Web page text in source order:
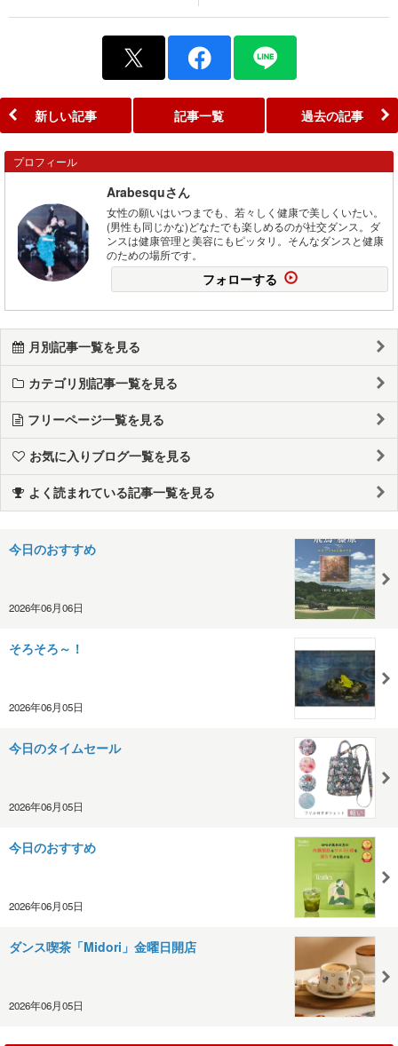
新しい記事 記事一覧 過去の記事
プロフィール
Arabesquさん
女性の願いはいつまでも、若々しく健康で美しくいたい。
(男性も同じかな)どなたでも楽しめるのが社交ダンス。ダ
ンスは健康管理と美容にもピッタリ。そんなダンスと健康
のための場所です。
フォローする
月別記事一覧を見る
カテゴリ別記事一覧を見る
フリーページ一覧を見る
お気に入りブログ一覧を見る
よく読まれている記事一覧を見る
今日のおすすめ
2026年06月06日
そろそろ～！
2026年06月05日
今日のタイムセール
2026年06月05日
今日のおすすめ
2026年06月05日
ダンス喫茶「Midori」金曜日開店
2026年06月05日